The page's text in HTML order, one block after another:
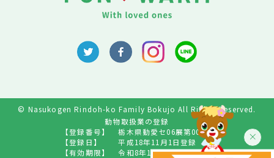
© Nasukogen Rindoh-ko Family Bokujo All Rights Reserved.
動物取扱業の登録
【登録番号】
栃木県動愛セ06展第009号
【登録日】
平成18年11月1日登録
【有効期限】
令和8年10月31日